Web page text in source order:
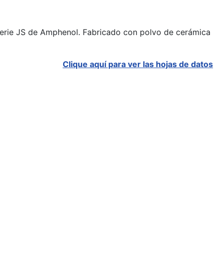
JS de Amphenol. Fabricado con polvo de cerámica
Clique aquí para ver las hojas de datos